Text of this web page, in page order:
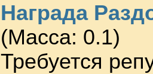
Награда
(Масса: 0.1)
Требуется